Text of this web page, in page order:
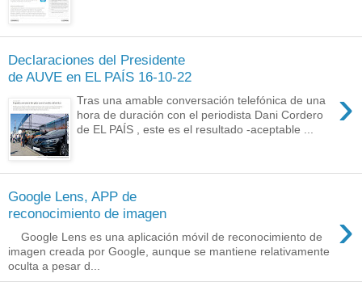
Declaraciones del Presidente
de AUVE en EL PAÍS 16-10-22
›
Tras una amable conversación telefónica de una
hora de duración con el periodista Dani Cordero
de EL PAÍS , este es el resultado -aceptable ...
Google Lens, APP de
reconocimiento de imagen
›
Google Lens es una aplicación móvil de reconocimiento de
imagen creada por Google, aunque se mantiene relativamente
oculta a pesar d...